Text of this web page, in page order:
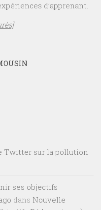
d’apprenant.
Twitter sur la pollution
ses objectifs
dans Nouvelle